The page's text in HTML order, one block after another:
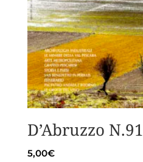
D’Abruzzo N.91
5,00€